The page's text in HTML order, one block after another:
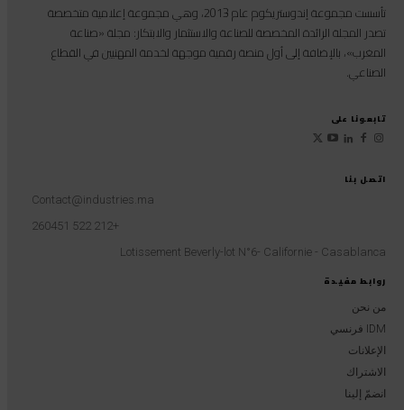
روابط مفيدة
من نحن
IDM فرنسي
الإعلانات
الاشتراك
انضمّ إلينا
اتصل بنا
Contact@industries.ma
+212 522 260451
Lotissement Beverly-lot N°6- Californie - Casablanca
تأسست مجموعة إندوستريكوم عام 2013، وهي مجموعة إعلامية متخصصة
تصدر المجلة الرائدة المخصصة للصناعة والاستثمار والابتكار: مجلة «صناعة
المغرب»، بالإضافة إلى أول منصة رقمية موجهة لخدمة المهنيين في القطاع
الصناعي.
تابعونا على